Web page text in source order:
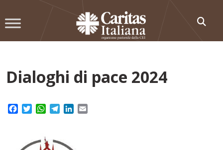
to
Dialoghi di pace 2024
Facebook
TwitterWhatsApp
TelegramLinkedIn